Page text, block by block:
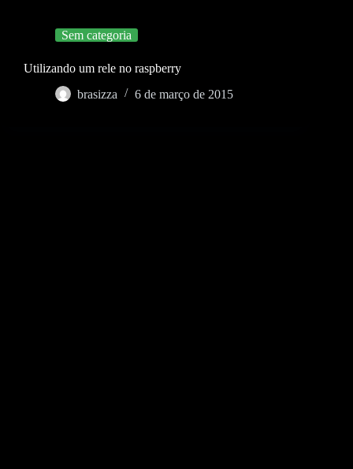
Sem categoria
Utilizando um rele no raspberry
brasizza
6 de março de 2015